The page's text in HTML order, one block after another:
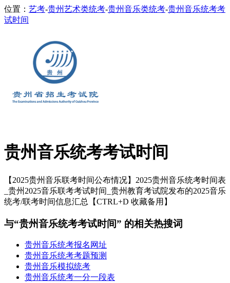
位置： 艺考-贵州艺术类统考-贵州音乐类统考-贵州音乐统考考
试时间
贵州音乐统考考试时间
【2025贵州音乐联考时间公布情况】2025贵州音乐统考时间表
_贵州2025音乐联考考试时间_贵州教育考试院发布的2025音乐
统考/联考时间信息汇总【CTRL+D 收藏备用】
与“贵州音乐统考考试时间” 的相关热搜词
贵州音乐统考报名网址
贵州音乐统考考题预测
贵州音乐模拟统考
贵州音乐统考一分一段表